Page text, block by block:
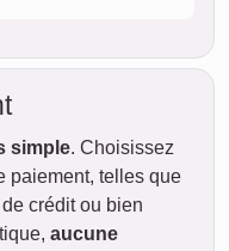
simple. Choisissez
paiement, telles que
crédit ou bien
aucune